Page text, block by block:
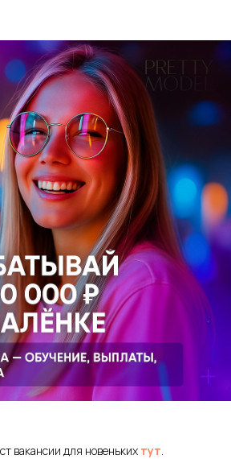
вакансии для новеньких тут.